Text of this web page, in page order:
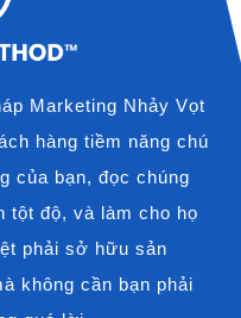
Marketing Nhảy Vọt
hàng tiềm năng chú
của bạn, đọc chúng
tột độ, và làm cho họ
phải sở hữu sản
không cần bạn phải